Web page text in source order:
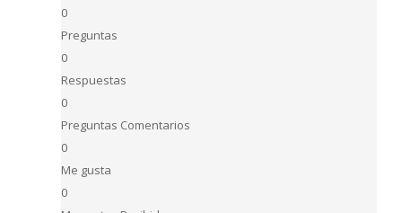
0
Preguntas
0
Respuestas
0
Preguntas Comentarios
0
Me gusta
0